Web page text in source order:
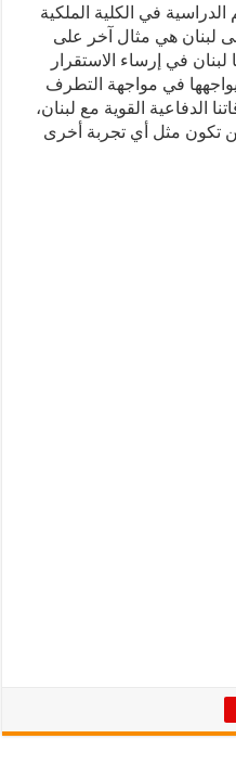
في الكلية الملكية
لبنان هي مثال آخر على
لبنان في إرساء الاستقرار
يواجهها في مواجهة التطرف
الدفاعية القوية مع لبنان،
تكون مثل أي تجربة أخرى